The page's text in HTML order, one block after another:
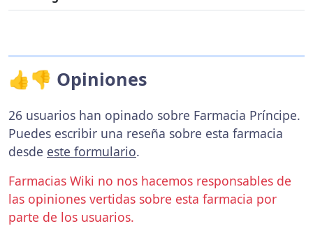
👍👎 Opiniones
26 usuarios han opinado sobre Farmacia Príncipe.
Puedes escribir una reseña sobre esta farmacia
desde este formulario.
Farmacias Wiki no nos hacemos responsables de
las opiniones vertidas sobre esta farmacia por
parte de los usuarios.